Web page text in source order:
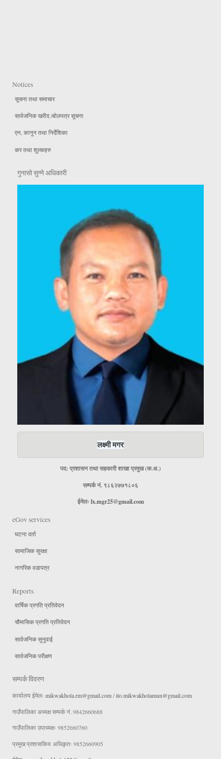
Notices
सूचना तथा समाचार
सार्वजनिक खरीद /बोलपत्र सूचना
एन, कानुन तथा निर्देशिका
कर तथा शुल्कहरु
गुनासो सुन्ने अधिकारी
लक्ष्मी मगर
पद: प्रशासन तथा सहकारी शाखा प्रमुख (क.अ.)
सम्पर्क नं. ९८६२७७१८०६
ईमेलः lx.mgr25@gmail.com
eGov services
घटना दर्ता
सामाजिक सुरक्षा
नागरिक वडापत्र
Reports
वार्षिक प्रगति प्रतिवेदन
चौमासिक प्रगति प्रतिवेदन
सार्वजनिक सुनुवाई
सार्वजनिक परीक्षण
सम्पर्क विवरण
कार्यालय ईमेलः mikwakhola.rm@gmail.com/ito.mikwakholamun@gmail.com
गाउँपालिका अध्यक्ष सम्पर्क नं. 9842660688
गाउँपालिका उपाध्यक्षः 9852660760
प्रमुख प्रशासकिय अधिकृतः 9852660905